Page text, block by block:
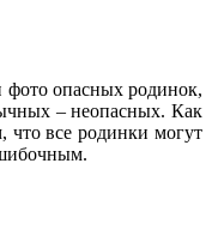
опасных родинок,
– неопасных. Как
что все родинки могут